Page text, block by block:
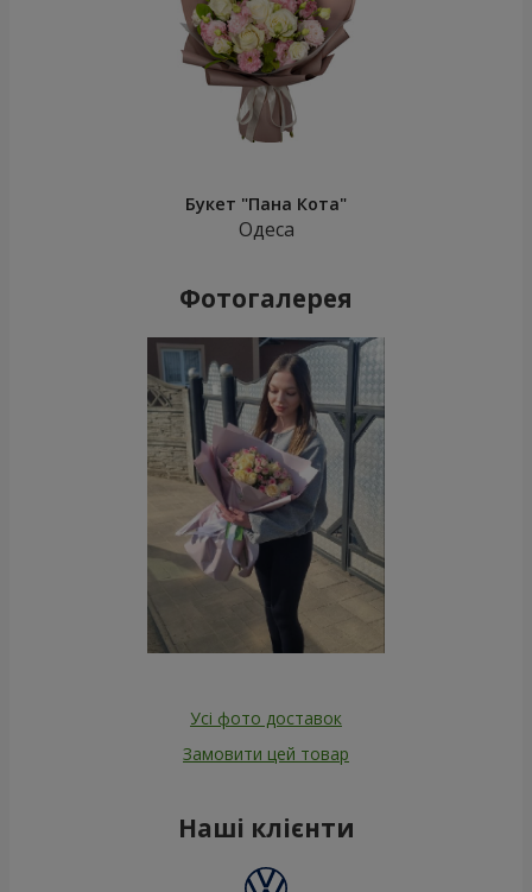
Букет "Пана Кота"
Одеса
Фотогалерея
Усі фото доставок
Замовити цей товар
Наші клієнти